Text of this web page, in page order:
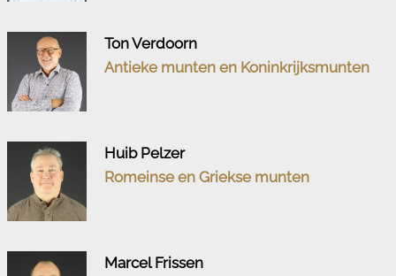
Ton Verdoorn
Antieke munten en Koninkrijksmunten
Huib Pelzer
Romeinse en Griekse munten
Marcel Frissen